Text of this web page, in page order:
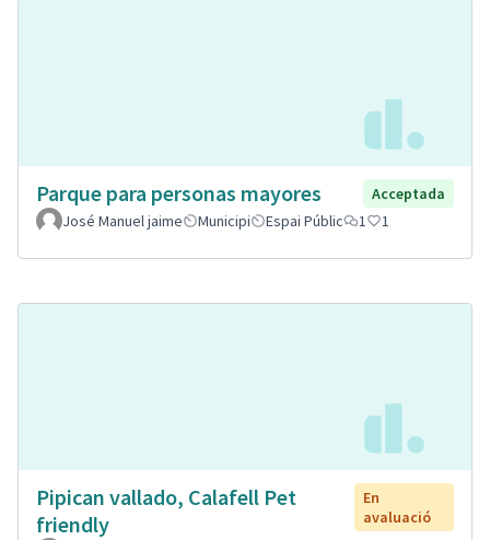
Parque para personas mayores
Acceptada
José Manuel jaime
Municipi Espai Públic 1 1
Pipican vallado, Calafell Pet
friendly
En
avaluació